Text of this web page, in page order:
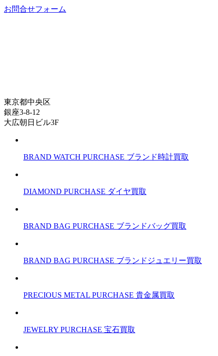
お問合せフォーム
東京都中央区
銀座3-8-12
大広朝日ビル3F
BRAND WATCH PURCHASE ブランド時計買取
DIAMOND PURCHASE ダイヤ買取
BRAND BAG PURCHASE ブランドバッグ買取
BRAND BAG PURCHASE ブランドジュエリー買取
PRECIOUS METAL PURCHASE 貴金属買取
JEWELRY PURCHASE 宝石買取